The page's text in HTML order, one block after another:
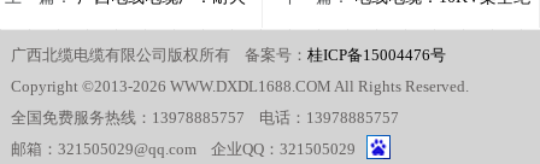
电缆与阻燃电缆的区别 缘导线怎么理解
广西北缆电缆有限公司版权所有 备案号： 桂ICP备15004476号
Copyright ©2013-2026 WWW.DXDL1688.COM All Rights Reserved.
全国免费服务热线：13978885757 电话：13978885757
邮箱：321505029@qq.com 企业QQ：321505029